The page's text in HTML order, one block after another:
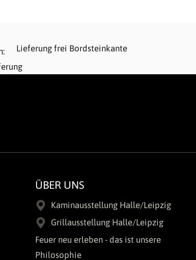
Lieferung frei Bordsteinkante
ÜBER UNS
Kaminausstellung Halle/Leipzig
Grillausstellung Halle/Leipzig
Feuer neu erleben - das ist unsere
Philosophie